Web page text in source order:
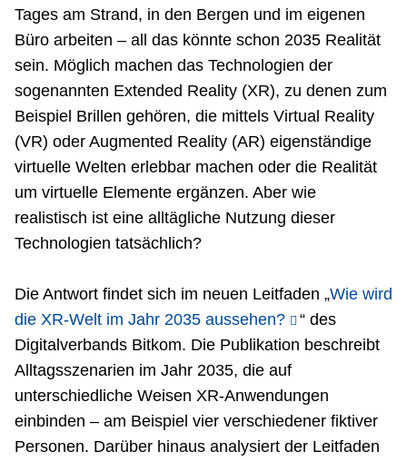
Tages am Strand, in den Bergen und im eigenen
Büro arbeiten – all das könnte schon 2035 Realität
sein. Möglich machen das Technologien der
sogenannten Extended Reality (XR), zu denen zum
Beispiel Brillen gehören, die mittels Virtual Reality
(VR) oder Augmented Reality (AR) eigenständige
virtuelle Welten erlebbar machen oder die Realität
um virtuelle Elemente ergänzen. Aber wie
realistisch ist eine alltägliche Nutzung dieser
Technologien tatsächlich?
Die Antwort findet sich im neuen Leitfaden „Wie wird
die XR-Welt im Jahr 2035 aussehen?
“ des
Digitalverbands Bitkom. Die Publikation beschreibt
Alltagsszenarien im Jahr 2035, die auf
unterschiedliche Weisen XR-Anwendungen
einbinden – am Beispiel vier verschiedener fiktiver
Personen. Darüber hinaus analysiert der Leitfaden